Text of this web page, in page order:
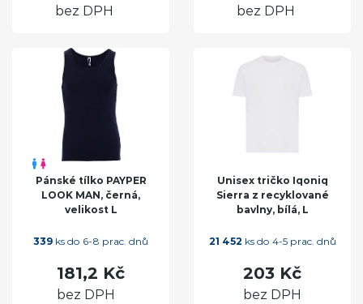
bez DPH bez DPH
Pánské tílko PAYPER
LOOK MAN, černá,
velikost L
339 ks do 6-8 prac. dnů
181,2 Kč
bez DPH
Unisex tričko Iqoniq
Sierra z recyklované
bavlny, bílá, L
21 452 ks do 4-5 prac. dnů
203 Kč
bez DPH